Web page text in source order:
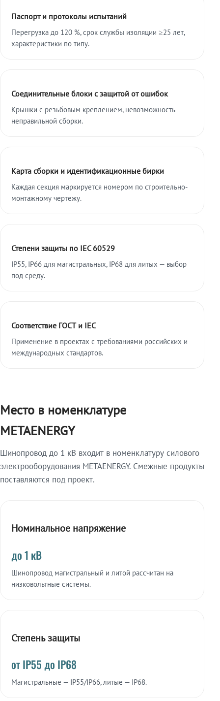
Паспорт и протоколы испытаний
Перегрузка до 120 %, срок службы изоляции ≥25 лет,
характеристики по типу.
Соединительные блоки с защитой от ошибок
Крышки с резьбовым креплением, невозможность
неправильной сборки.
Карта сборки и идентификационные бирки
Каждая секция маркируется номером по строительно-
монтажному чертежу.
Степени защиты по IEC 60529
IP55, IP66 для магистральных, IP68 для литых — выбор
под среду.
Соответствие ГОСТ и IEC
Применение в проектах с требованиями российских и
международных стандартов.
Место в номенклатуре
METAENERGY
Шинопровод до 1 кВ входит в номенклатуру силового
электрооборудования METAENERGY. Смежные продукты
поставляются под проект.
Номинальное напряжение
до 1 кВ
Шинопровод магистральный и литой рассчитан на
низковольтные системы.
Степень защиты
от IP55 до IP68
Магистральные — IP55/IP66, литые — IP68.